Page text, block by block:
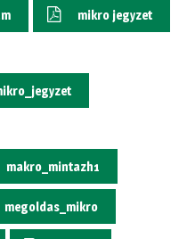
mikro jegyzet
makro_mintazh1
megoldas_mikro